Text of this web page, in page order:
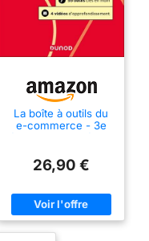
La boîte à outils du
e-commerce - 3e
d'approfondissemen
t
26,90 €